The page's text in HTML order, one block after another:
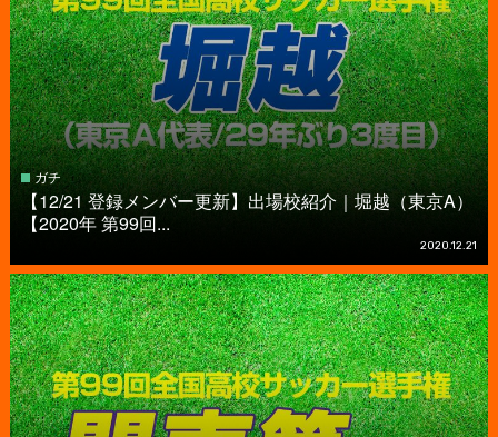
ガチ
【12/21 登録メンバー更新】出場校紹介｜堀越（東京A）
【2020年 第99回...
2020.12.21